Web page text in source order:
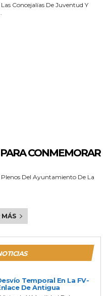
Concejalías De Juventud Y
CONMEMORAR
Del Ayuntamiento De La
MÁS
Temporal En La FV-
De Antigua